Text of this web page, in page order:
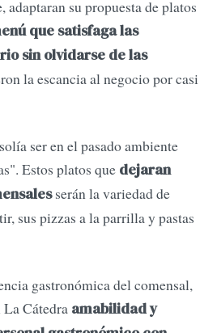
adaptaran su propuesta de platos
que satisfaga las
sin olvidarse de las
la escancia al negocio por casi
ser en el pasado ambiente
Estos platos que dejaran
serán la variedad de
sus pizzas a la parrilla y pastas
gastronómica del comensal,
La Cátedra amabilidad y